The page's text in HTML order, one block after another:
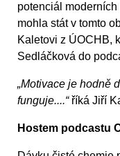
potenciál
mohla stát v tomto
Kaletovi z ÚOCHB,
Sedláčková do
„Motivace je hodně
funguje....“říká Jiří
Hostem podcastu